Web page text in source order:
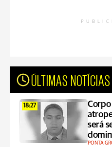
ÚLTIMAS NOTÍCIAS
18:27
será
PONTA